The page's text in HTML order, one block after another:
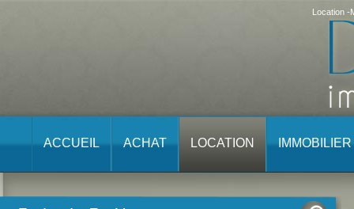
Location
ACCUEIL ACHAT LOCATION